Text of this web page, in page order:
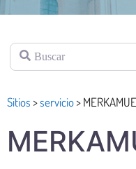
Buscar
Sitios >servicio>